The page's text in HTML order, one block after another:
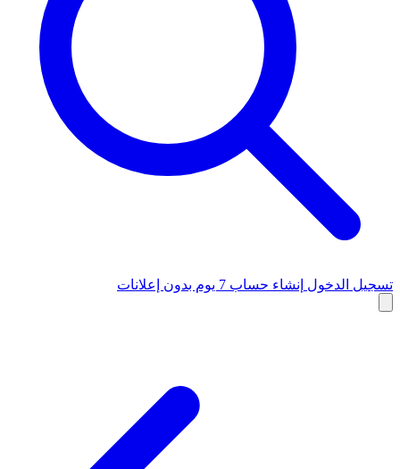
تسجيل الدخول إنشاء حساب 7 يوم بدون إعلانات